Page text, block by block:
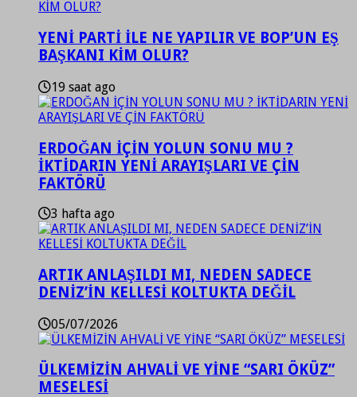
YENİ PARTİ İLE NE YAPILIR VE BOP’UN EŞ
BAŞKANI KİM OLUR?
19 saat ago
ERDOĞAN İÇİN YOLUN SONU MU ?
İKTİDARIN YENİ ARAYIŞLARI VE ÇİN
FAKTÖRÜ
3 hafta ago
ARTIK ANLAŞILDI MI, NEDEN SADECE
DENİZ’İN KELLESİ KOLTUKTA DEĞİL
05/07/2026
ÜLKEMİZİN AHVALİ VE YİNE “SARI ÖKÜZ”
MESELESİ